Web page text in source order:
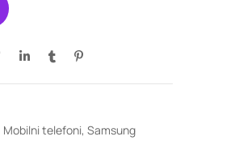
Mobilni telefoni, Samsung